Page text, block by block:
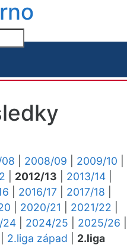
2008/09 2009/10
2012/13 2013/14
2016/17 2017/18
2020/21 2021/22
24 2024/25 2025/26
2.liga západ
2.liga